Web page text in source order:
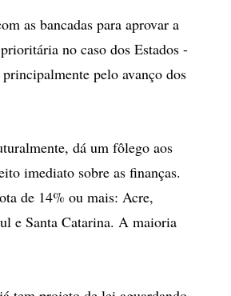
as bancadas para aprovar a
no caso dos Estados -
pelo avanço dos
dá um fôlego aos
imediato sobre as finanças.
de 14% ou mais: Acre,
e Santa Catarina. A maioria